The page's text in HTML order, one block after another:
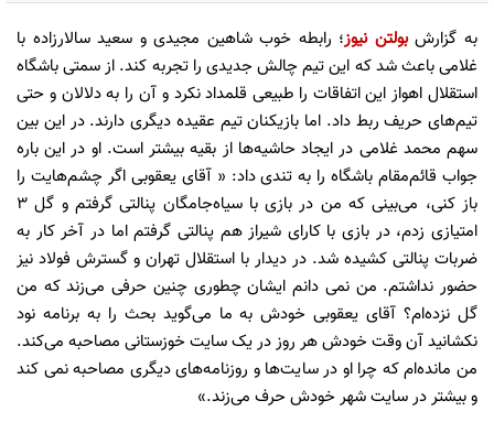
به گزارشبولتن نیوز؛ رابطه خوب شاهین مجیدی و سعید سالارزاده با
غلامی باعث شد که این تیم چالش جدیدی را تجربه کند. از سمتی باشگاه
استقلال اهواز این اتفاقات را طبیعی قلمداد نکرد و آن را به دلالان و حتی
تیم‌های حریف ربط داد. اما بازیکنان تیم عقیده دیگری دارند. در این بین
سهم محمد غلامی در ایجاد حاشیه‌ها از بقیه بیشتر است. او در این باره
جواب قائم‌مقام باشگاه را به تندی داد: « آقای یعقوبی اگر چشم‌هایت را
باز کنی، می‌بینی که من در بازی با سیاه‌جامگان پنالتی گرفتم و گل 3
امتیازی زدم، در بازی با کارای شیراز هم پنالتی گرفتم اما در آخر کار به
ضربات پنالتی کشیده شد. در دیدار با استقلال تهران و گسترش فولاد نیز
حضور نداشتم. من نمی‌ دانم ایشان چطوری چنین حرفی می‌زند که من
گل نزده‌ام؟ آقای یعقوبی خودش به ما می‌گوید بحث را به برنامه نود
نکشانید آن وقت خودش هر روز در یک سایت خوزستانی مصاحبه می‌کند.
من مانده‌ام که چرا او در سایت‌ها و روزنامه‌های دیگری مصاحبه نمی‌ کند
و بیشتر در سایت شهر خودش حرف می‌زند.»